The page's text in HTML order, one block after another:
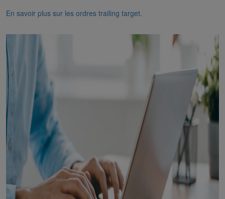
En savoir plus sur les ordres trailing target.